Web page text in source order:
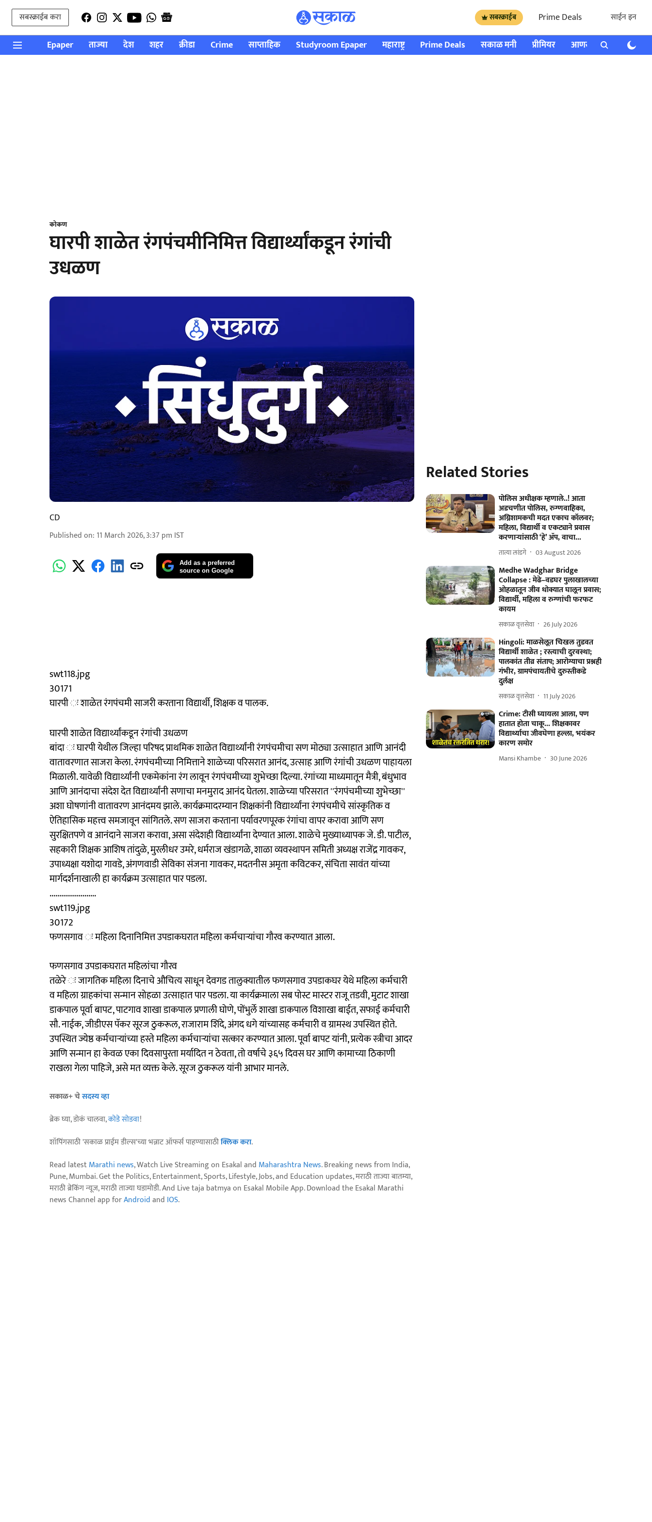
सबस्क्राईब करा सबस्क्राईब Prime Deals साईन इन
Epaper ताज्या देश शहर क्रीडा Crime साप्ताहिक Studyroom Epaper महाराष्ट्र Prime Deals सकाळ मनी प्रीमियर आणखी राशी भविष्य
कोकण
घारपी शाळेत रंगपंचमीनिमित्त विद्यार्थ्यांकडून रंगांची
उधळण
CD
Published on: 11 March 2026, 3:37 pm IST
Add as a preferred
source on Google
swt118.jpg
30171
घारपी ः शाळेत रंगपंचमी साजरी करताना विद्यार्थी, शिक्षक व पालक.
घारपी शाळेत विद्यार्थ्यांकडून रंगांची उधळण
बांदा ः घारपी येथील जिल्हा परिषद प्राथमिक शाळेत विद्यार्थ्यांनी रंगपंचमीचा सण मोठ्या उत्साहात आणि आनंदी
वातावरणात साजरा केला. रंगपंचमीच्या निमित्ताने शाळेच्या परिसरात आनंद, उत्साह आणि रंगांची उधळण पाहायला
मिळाली. यावेळी विद्यार्थ्यांनी एकमेकांना रंग लावून रंगपंचमीच्या शुभेच्छा दिल्या. रंगांच्या माध्यमातून मैत्री, बंधुभाव
आणि आनंदाचा संदेश देत विद्यार्थ्यांनी सणाचा मनमुराद आनंद घेतला. शाळेच्या परिसरात ''रंगपंचमीच्या शुभेच्छा''
अशा घोषणांनी वातावरण आनंदमय झाले. कार्यक्रमादरम्यान शिक्षकांनी विद्यार्थ्यांना रंगपंचमीचे सांस्कृतिक व
ऐतिहासिक महत्त्व समजावून सांगितले. सण साजरा करताना पर्यावरणपूरक रंगांचा वापर करावा आणि सण
सुरक्षितपणे व आनंदाने साजरा करावा, असा संदेशही विद्यार्थ्यांना देण्यात आला. शाळेचे मुख्याध्यापक जे. डी. पाटील,
सहकारी शिक्षक आशिष तांदुळे, मुरलीधर उमरे, धर्मराज खंडागळे, शाळा व्यवस्थापन समिती अध्यक्ष राजेंद्र गावकर,
उपाध्यक्षा यशोदा गावडे, अंगणवाडी सेविका संजना गावकर, मदतनीस अमृता कविटकर, संचिता सावंत यांच्या
मार्गदर्शनाखाली हा कार्यक्रम उत्साहात पार पडला.
........................
swt119.jpg
30172
फणसगाव ः महिला दिनानिमित्त उपडाकघरात महिला कर्मचाऱ्यांचा गौरव करण्यात आला.
फणसगाव उपडाकघरात महिलांचा गौरव
तळेरे ः जागतिक महिला दिनाचे औचित्य साधून देवगड तालुक्यातील फणसगाव उपडाकघर येथे महिला कर्मचारी
व महिला ग्राहकांचा सन्मान सोहळा उत्साहात पार पडला. या कार्यक्रमाला सब पोस्ट मास्टर राजू तडवी, मुटाट शाखा
डाकपाल पूर्वा बापट, पाटगाव शाखा डाकपाल प्रणाली घोणे, पोंभुर्ले शाखा डाकपाल विशाखा बाईत, सफाई कर्मचारी
सौ. नाईक, जीडीएस पॅकर सूरज ठुकरूल, राजाराम शिंदे, अंगद धगे यांच्यासह कर्मचारी व ग्रामस्थ उपस्थित होते.
उपस्थित ज्येष्ठ कर्मचाऱ्यांच्या हस्ते महिला कर्मचाऱ्यांचा सत्कार करण्यात आला. पूर्वा बापट यांनी, प्रत्येक स्त्रीचा आदर
आणि सन्मान हा केवळ एका दिवसापुरता मर्यादित न ठेवता, तो वर्षाचे ३६५ दिवस घर आणि कामाच्या ठिकाणी
राखला गेला पाहिजे, असे मत व्यक्त केले. सूरज ठुकरूल यांनी आभार मानले.
सकाळ+ चेसदस्य व्हा
ब्रेक घ्या, डोकं चालवा,कोडे सोडवा!
शॉपिंगसाठी 'सकाळ प्राईम डील्स'च्या भन्नाट ऑफर्स पाहण्यासाठीक्लिक करा.
Read latestMarathi news, Watch Live Streaming on Esakal and Maharashtra News. Breaking news from India,
Pune, Mumbai. Get the Politics, Entertainment, Sports, Lifestyle, Jobs, and Education updates, मराठी ताज्या बातम्या,
मराठी ब्रेकिंग न्यूज, मराठी ताज्या घडामोडी. And Live taja batmya on Esakal Mobile App. Download the Esakal Marathi
news Channel app forAndroidand IOS.
Related Stories
पोलिस अधीक्षक म्हणाले..! आता
अडचणीत पोलिस, रुग्णवाहिका,
अग्निशामकची मदत एकाच कॉलवर;
महिला, विद्यार्थी व एकट्याने प्रवास
करणाऱ्यांसाठी ‘हे’ ॲप, वाचा...
तात्या लांडगे 03 August 2026
Medhe Wadghar Bridge
Collapse : मेढे–वडघर पुलाखालच्या
ओहळातून जीव धोक्यात घालून प्रवास;
विद्यार्थी, महिला व रुग्णांची फरफट
कायम
सकाळ वृत्तसेवा 26 July 2026
Hingoli: माळसेलूत चिखल तुडवत
विद्यार्थी शाळेत ; रस्त्याची दुरवस्था;
पालकांत तीव्र संताप; आरोग्याचा प्रश्नही
गंभीर, ग्रामपंचायतीचे दुरुस्तीकडे
दुर्लक्ष
सकाळ वृत्तसेवा 11 July 2026
Crime: टीसी घ्यायला आला, पण
हातात होता चाकू... शिक्षकावर
विद्यार्थ्याचा जीवघेणा हल्ला, भयंकर
कारण समोर
Mansi Khambe 30 June 2026